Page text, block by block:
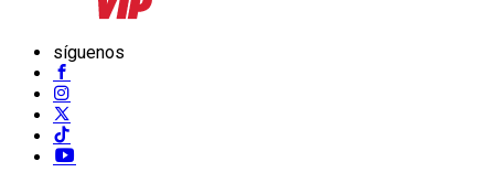
síguenos